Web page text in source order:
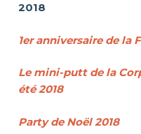
2018
1er anniversaire de la
Le mini-putt de la
été 2018
Party de Noël 2018